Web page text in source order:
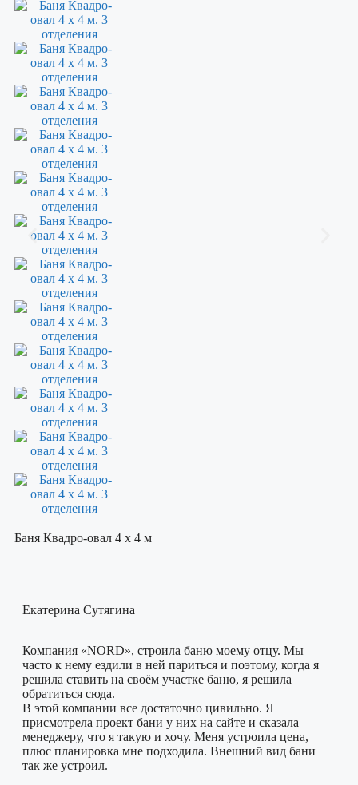
Баня Квадро-овал 4 х 4 м
Екатерина Сутягина
Компания «NORD», строила баню моему отцу. Мы
часто к нему ездили в ней париться и поэтому, когда я
решила ставить на своём участке баню, я решила
обратиться сюда.
В этой компании все достаточно цивильно. Я
присмотрела проект бани у них на сайте и сказала
менеджеру, что я такую и хочу. Меня устроила цена,
плюс планировка мне подходила. Внешний вид бани
так же устроил.